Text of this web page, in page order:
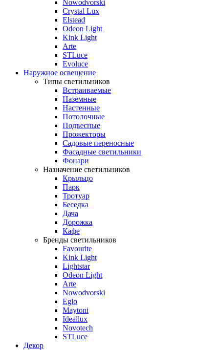
Nowodvorski
Crystal Lux
Elstead
Odeon Light
Kink Light
Arte
STLuce
Evoluce
Наружное освещение
Типы светильников
Встраиваемые
Наземные
Настенные
Потолочные
Подвесные
Прожекторы
Садовые переносные
Фасадные светильники
Фонари
Назначение светильников
Крыльцо
Парк
Тротуар
Беседка
Дача
Дорожка
Кафе
Бренды светильников
Favourite
Kink Light
Lightstar
Odeon Light
Arte
Nowodvorski
Eglo
Maytoni
Ideallux
Novotech
STLuce
Декор